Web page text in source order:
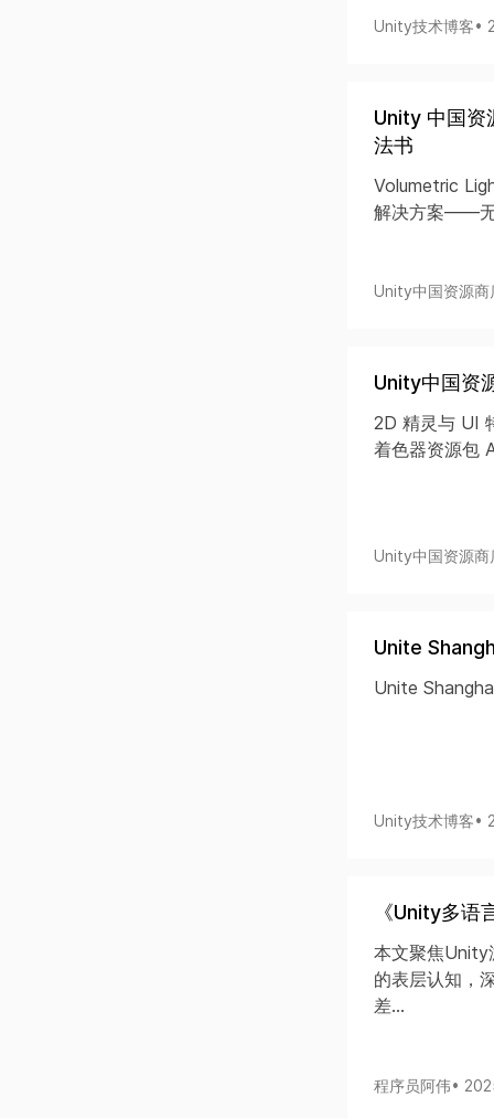
Unity技术博客•
Unity 中国
法书
Volumetric
解决方案——无
Unity中国资源商
Unity中国资
2D 精灵与 UI
着色器资源包
Unity中国资源商
Unite
Unite
Unity技术博客•
《Unity多语
本文聚焦Unity
的表层认知，
差...
程序员阿伟•